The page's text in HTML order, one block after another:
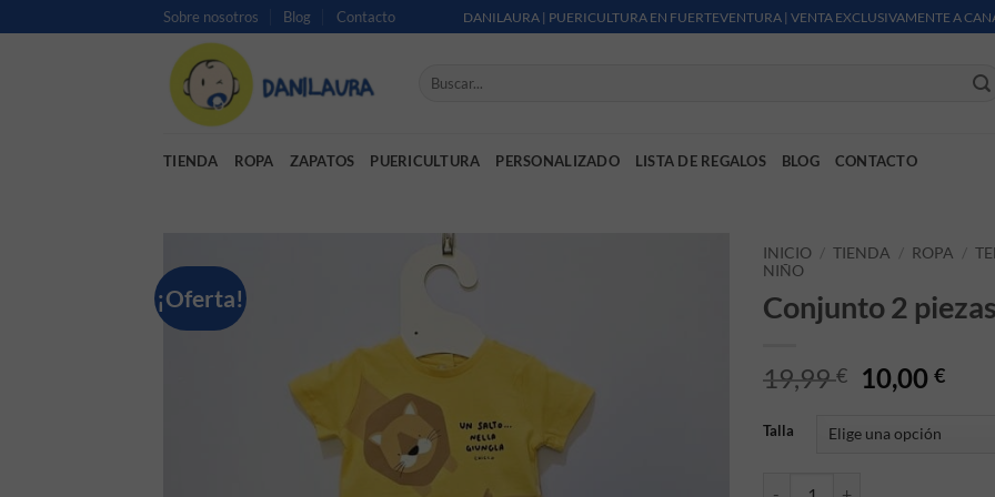
Sobre nosotros Blog Contacto DANILAURA | PUERICULTURA EN FUERTEVENTURA | VENTA EXCLUSIVAMENTE A
Buscar por:
TIENDA ROPA ZAPATOS PUERICULTURA PERSONALIZADO LISTA DE REGALOS BLOG CONTACTO
¡Oferta!
INICIO / TIENDA / ROPA /
NIÑO
Conjunto 2
19,99€ El precio
10,00€El
Talla